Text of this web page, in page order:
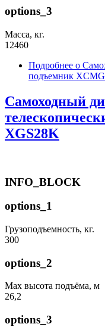
options_3
Масса, кг.
12460
Подробнее о
подъемник
Самоходный
XGS28K
INFO_BLOCK
options_1
Грузоподъемность, кг.
300
options_2
Max высота подъёма, м
26,2
options_3